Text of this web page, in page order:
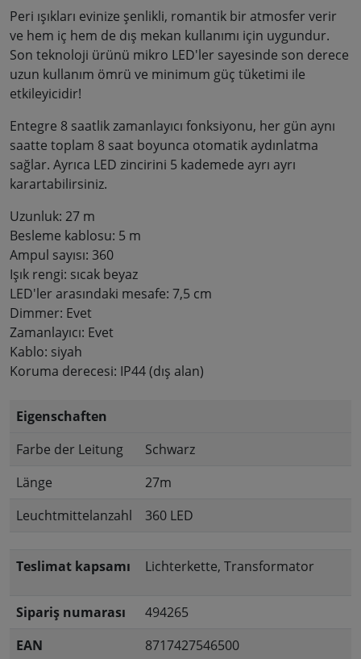
Peri ışıkları evinize şenlikli, romantik bir atmosfer verir
ve hem iç hem de dış mekan kullanımı için uygundur.
Son teknoloji ürünü mikro LED'ler sayesinde son derece
uzun kullanım ömrü ve minimum güç tüketimi ile
etkileyicidir!
Entegre 8 saatlik zamanlayıcı fonksiyonu, her gün aynı
saatte toplam 8 saat boyunca otomatik aydınlatma
sağlar. Ayrıca LED zincirini 5 kademede ayrı ayrı
karartabilirsiniz.
Uzunluk: 27 m
Besleme kablosu: 5 m
Ampul sayısı: 360
Işık rengi: sıcak beyaz
LED'ler arasındaki mesafe: 7,5 cm
Dimmer: Evet
Zamanlayıcı: Evet
Kablo: siyah
Koruma derecesi: IP44 (dış alan)
Eigenschaften
Farbe der Leitung
Schwarz
Länge
27m
Leuchtmittelanzahl
360 LED
Teslimat kapsamı Lichterkette, Transformator
Sipariş numarası
494265
EAN
8717427546500